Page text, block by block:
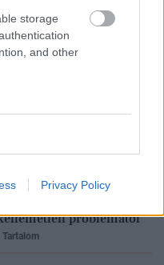
storage
and other
Privacy Policy
gondtalan nyár titkát
készülsz? Ez a 3
problémától